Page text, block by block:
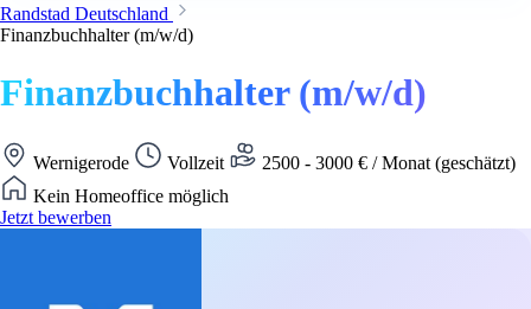
Randstad Deutschland
Finanzbuchhalter (m/w/d)
Finanzbuchhalter (m/w/d)
Wernigerode Vollzeit
2500 - 3000 € / Monat (geschätzt)
Kein Homeoffice möglich
Jetzt bewerben